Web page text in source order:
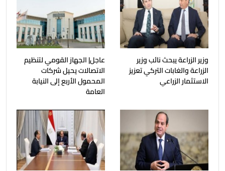
وزير الزراعة يبحث نائب وزير
الزراعة والغابات التركي تعزيز
الاستثمار الزراعي
عاجل| الجهاز القومي لتنظيم
الاتصالات يحيل شركات
المحمول الأربع إلى النيابة
العامة